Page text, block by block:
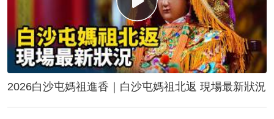
2026白沙屯媽祖進香｜白沙屯媽祖北返 現場最新狀況